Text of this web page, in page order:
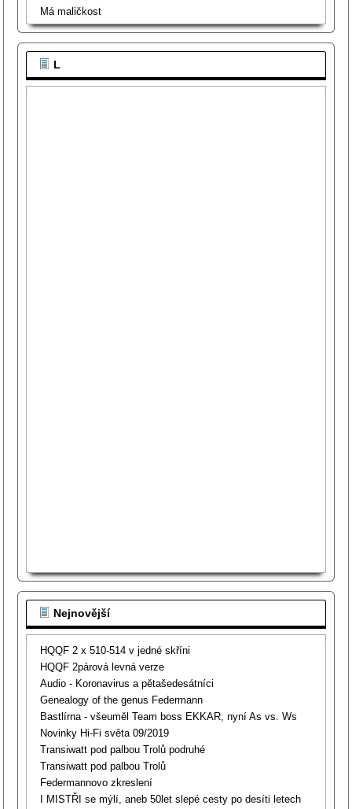
Má maličkost
L
Nejnovější
HQQF 2 x 510-514 v jedné skříni
HQQF 2párová levná verze
Audio - Koronavirus a pětašedesátníci
Genealogy of the genus Federmann
Bastlírna - všeuměl Team boss EKKAR, nyní As vs. Ws
Novinky Hi-Fi světa 09/2019
Transiwatt pod palbou Trolů podruhé
Transiwatt pod palbou Trolů
Federmannovo zkreslení
I MISTŘI se mýlí, aneb 50let slepé cesty po desíti letech